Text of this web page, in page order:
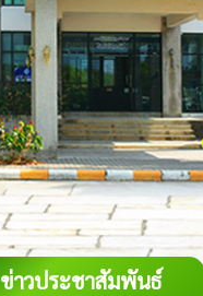
ข่าวประชาสัมพันธ์